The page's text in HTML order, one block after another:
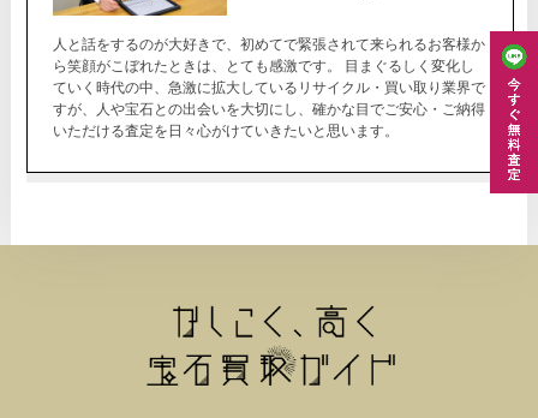
人と話をするのが大好きで、初めてで緊張されて来られるお客様か
ら笑顔がこぼれたときは、とても感激です。 目まぐるしく変化し
ていく時代の中、急激に拡大しているリサイクル・買い取り業界で
すが、人や宝石との出会いを大切にし、確かな目でご安心・ご納得
いただける査定を日々心がけていきたいと思います。